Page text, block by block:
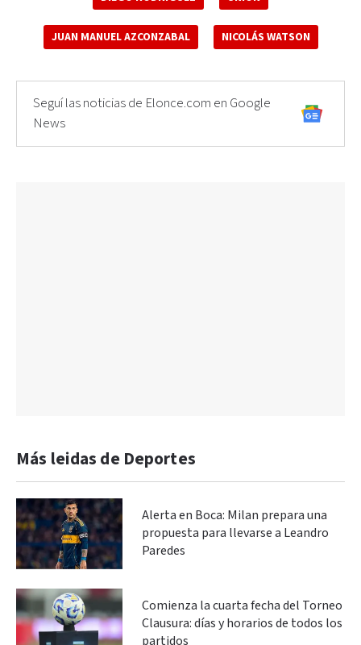
JUAN MANUEL AZCONZABAL NICOLÁS WATSON
Seguí las noticias de Elonce.com en Google
News
Más leidas de Deportes
Alerta en Boca: Milan prepara una
propuesta para llevarse a Leandro
Paredes
Comienza la cuarta fecha del Torneo
Clausura: días y horarios de todos los
partidos